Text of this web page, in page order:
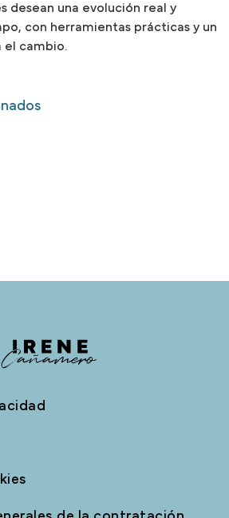
desean una evolución real y
con herramientas prácticas y un
el cambio.